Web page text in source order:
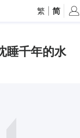
繁 简
睡千年的水